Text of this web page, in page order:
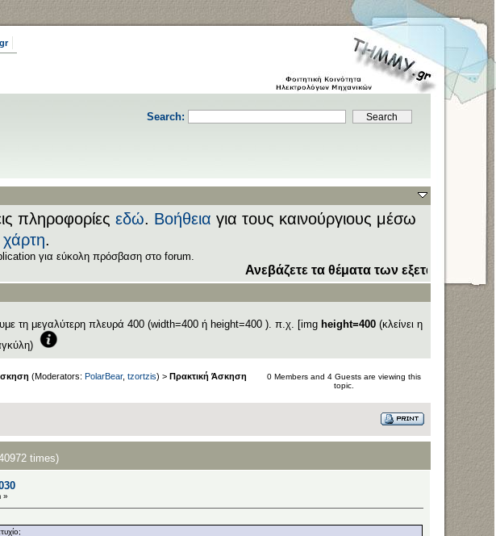
Search:
πληροφορίες εδώ. Βοήθεια για τους καινούργιους μέσω
χάρτη.
για εύκολη πρόσβαση στο forum.
Ανεβάζετε τα θέματα των εξετάσεων στον τομέα
τη μεγαλύτερη πλευρά 400 (width=400 ή height=400 ). π.χ. [img height=400 (κλείνει η
(Moderators: PolarBear, tzortzis) > Πρακτική Άσκηση
0 Members and 4 Guests are viewing this
topic.
times)
»